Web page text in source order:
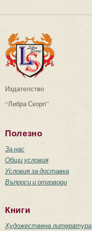
Издателство
“Либра Скорп”
Полезно
За нас
Общи условия
Условия за доставка
Въпроси и отговори
Книги
Художествена литература